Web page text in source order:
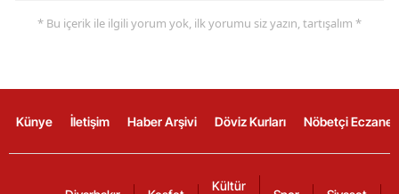
* Bu içerik ile ilgili yorum yok, ilk yorumu siz yazın, tartışalım *
Künye İletişim Haber Arşivi Döviz Kurları Nöbetçi
Kültür